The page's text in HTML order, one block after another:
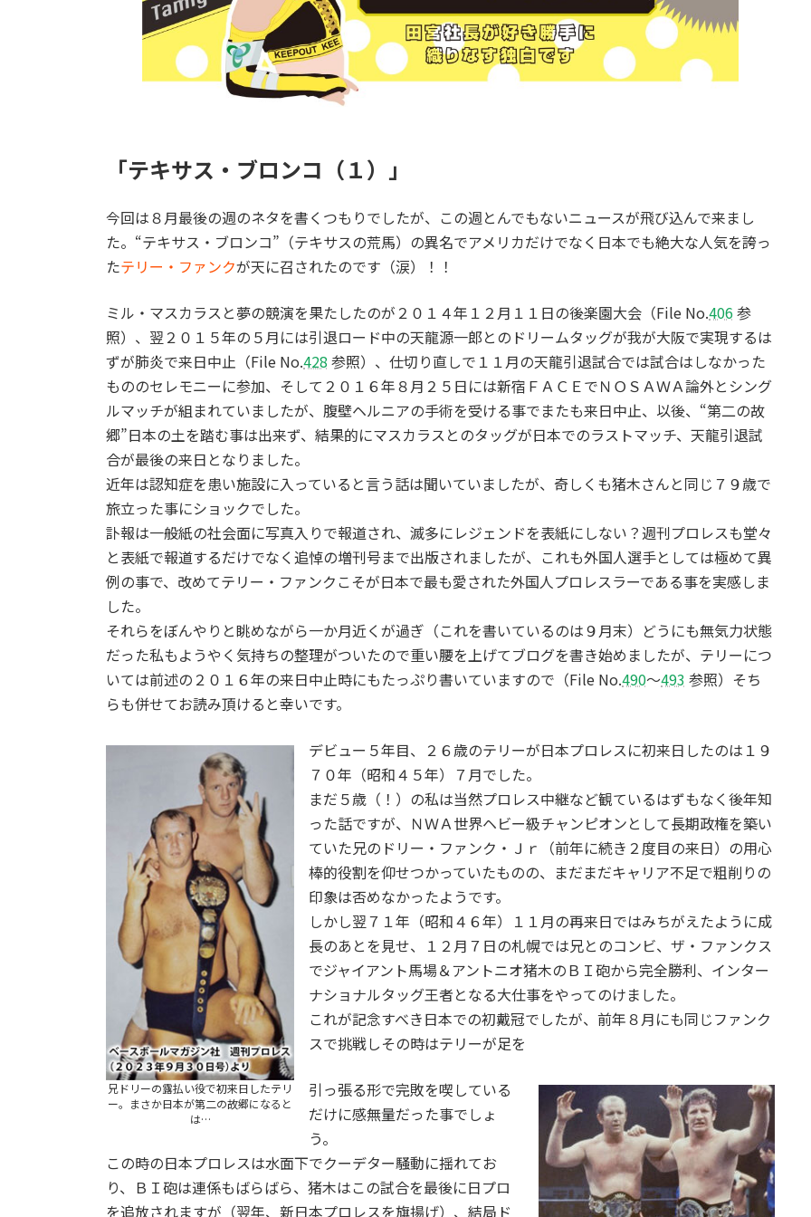
「テキサス・ブロンコ（１）」
今回は８月最後の週のネタを書くつもりでしたが、この週とんでもないニュースが飛び込んで来まし
た。“テキサス・ブロンコ”（テキサスの荒馬）の異名でアメリカだけでなく日本でも絶大な人気を誇っ
たテリー・ファンクが天に召されたのです（涙）！！
ミル・マスカラスと夢の競演を果たしたのが２０１４年１２月１１日の後楽園大会（File No.406参
照）、翌２０１５年の５月には引退ロード中の天龍源一郎とのドリームタッグが我が大阪で実現するは
ずが肺炎で来日中止（File No.428 参照）、仕切り直しで１１月の天龍引退試合では試合はしなかった
もののセレモニーに参加、そして２０１６年８月２５日には新宿ＦＡＣＥでＮＯＳＡＷＡ論外とシング
ルマッチが組まれていましたが、腹壁ヘルニアの手術を受ける事でまたも来日中止、以後、“第二の故
郷”日本の土を踏む事は出来ず、結果的にマスカラスとのタッグが日本でのラストマッチ、天龍引退試
合が最後の来日となりました。
近年は認知症を患い施設に入っていると言う話は聞いていましたが、奇しくも猪木さんと同じ７９歳で
旅立った事にショックでした。
訃報は一般紙の社会面に写真入りで報道され、滅多にレジェンドを表紙にしない？週刊プロレスも堂々
と表紙で報道するだけでなく追悼の増刊号まで出版されましたが、これも外国人選手としては極めて異
例の事で、改めてテリー・ファンクこそが日本で最も愛された外国人プロレスラーである事を実感しま
した。
それらをぼんやりと眺めながら一か月近くが過ぎ（これを書いているのは９月末）どうにも無気力状態
だった私もようやく気持ちの整理がついたので重い腰を上げてブログを書き始めましたが、テリーにつ
いては前述の２０１６年の来日中止時にもたっぷり書いていますので（File No.490～493 参照）そち
らも併せてお読み頂けると幸いです。
兄ドリーの露払い役で初来日したテリ
ー。まさか日本が第二の故郷になると
は…
デビュー５年目、２６歳のテリーが日本プロレスに初来日したのは１９
７０年（昭和４５年）７月でした。
まだ５歳（！）の私は当然プロレス中継など観ているはずもなく後年知
った話ですが、ＮＷＡ世界ヘビー級チャンピオンとして長期政権を築い
ていた兄のドリー・ファンク・Ｊｒ（前年に続き２度目の来日）の用心
棒的役割を仰せつかっていたものの、まだまだキャリア不足で粗削りの
印象は否めなかったようです。
しかし翌７１年（昭和４６年）１１月の再来日ではみちがえたように成
長のあとを見せ、１２月７日の札幌では兄とのコンビ、ザ・ファンクス
でジャイアント馬場＆アントニオ猪木のＢＩ砲から完全勝利、インター
ナショナルタッグ王者となる大仕事をやってのけました。
これが記念すべき日本での初戴冠でしたが、前年８月にも同じファンク
スで挑戦しその時はテリーが足を
引っ張る形で完敗を喫している
だけに感無量だった事でしょ
う。
この時の日本プロレスは水面下でクーデター騒動に揺れてお
り、ＢＩ砲は連係もばらばら、猪木はこの試合を最後に日プロ
を追放されますが（翌年、新日本プロレスを旗揚げ）、結局ド